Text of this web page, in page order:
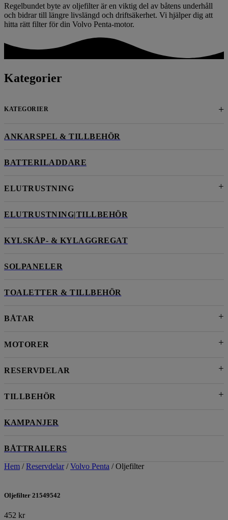
Regelbundet byte av oljefilter är en viktig del av båtens underhåll
och bidrar till längre livslängd och driftsäkerhet. Vi hjälper dig att
hitta rätt filter för din Volvo Penta-motor.
Kategorier
KATEGORIER +
ANKARSPEL & TILLBEHÖR
BATTERILADDARE
ELUTRUSTNING
ELUTRUSTNING|TILLBEHÖR
KYLSKÅP- & KYLAGGREGAT
SOLPANELER
TOALETTER & TILLBEHÖR
BÅTAR
MOTORER
RESERVDELAR
TILLBEHÖR
KAMPANJER
BÅTTRAILERS
Hem /Reservdelar /Volvo Penta / Oljefilter
Oljefilter 21549542
452 kr